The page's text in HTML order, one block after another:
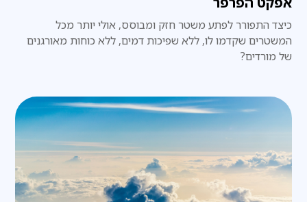
כיצד התפורר לפתע משטר חזק ומבוסס, אולי יותר מכל
המשטרים שקדמו לו, ללא שפיכות דמים, ללא כוחות מאורגנים
של מורדים?